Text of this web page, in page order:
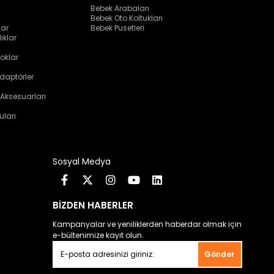
Bebek Arabaları
Bebek Oto Koltukları
Bebek Pusetleri
Sosyal Medya
BİZDEN HABERLER
Kampanyalar ve yeniliklerden haberdar olmak için
e-bültenimize kayıt olun.
Gönder